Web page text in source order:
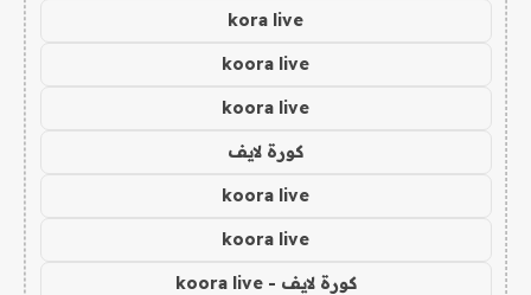
kora live
koora live
koora live
كورة لايف
koora live
koora live
كورة لايف - koora live